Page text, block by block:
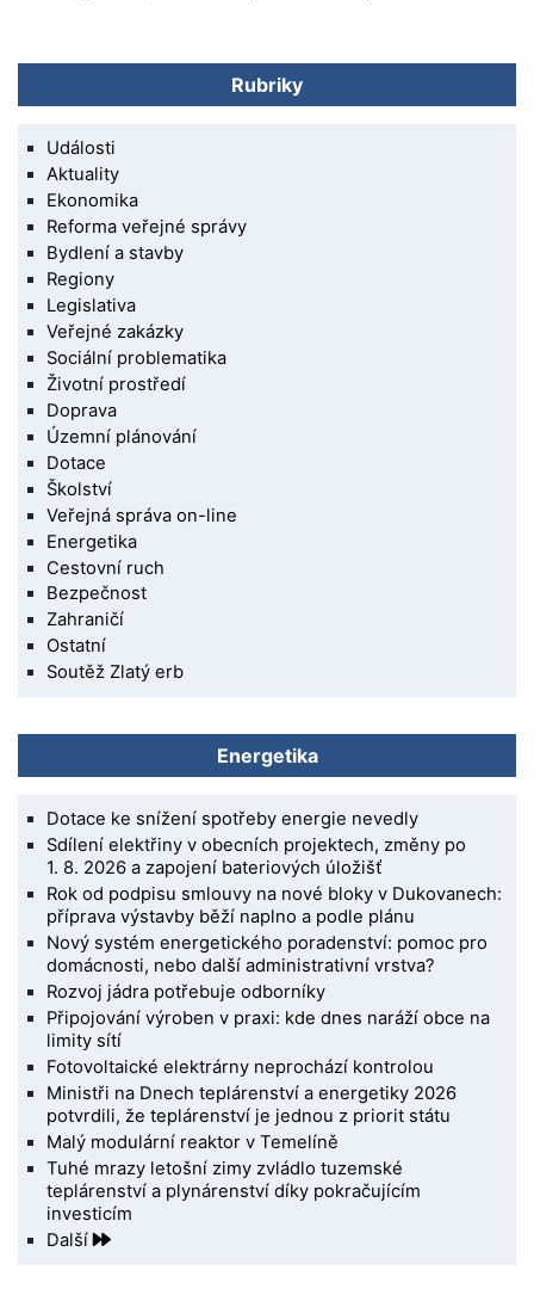
Rubriky
Události
Aktuality
Ekonomika
Reforma veřejné správy
Bydlení a stavby
Regiony
Legislativa
Veřejné zakázky
Sociální problematika
Životní prostředí
Doprava
Územní plánování
Dotace
Školství
Veřejná správa on-line
Energetika
Cestovní ruch
Bezpečnost
Zahraničí
Ostatní
Soutěž Zlatý erb
Energetika
Dotace ke snížení spotřeby energie nevedly
Sdílení elektřiny v obecních projektech, změny po
1. 8. 2026 a zapojení bateriových úložišť
Rok od podpisu smlouvy na nové bloky v Dukovanech:
příprava výstavby běží naplno a podle plánu
Nový systém energetického poradenství: pomoc pro
domácnosti, nebo další administrativní vrstva?
Rozvoj jádra potřebuje odborníky
Připojování výroben v praxi: kde dnes naráží obce na
limity sítí
Fotovoltaické elektrárny neprochází kontrolou
Ministři na Dnech teplárenství a energetiky 2026
potvrdili, že teplárenství je jednou z priorit státu
Malý modulární reaktor v Temelíně
Tuhé mrazy letošní zimy zvládlo tuzemské
teplárenství a plynárenství díky pokračujícím
investicím
Další